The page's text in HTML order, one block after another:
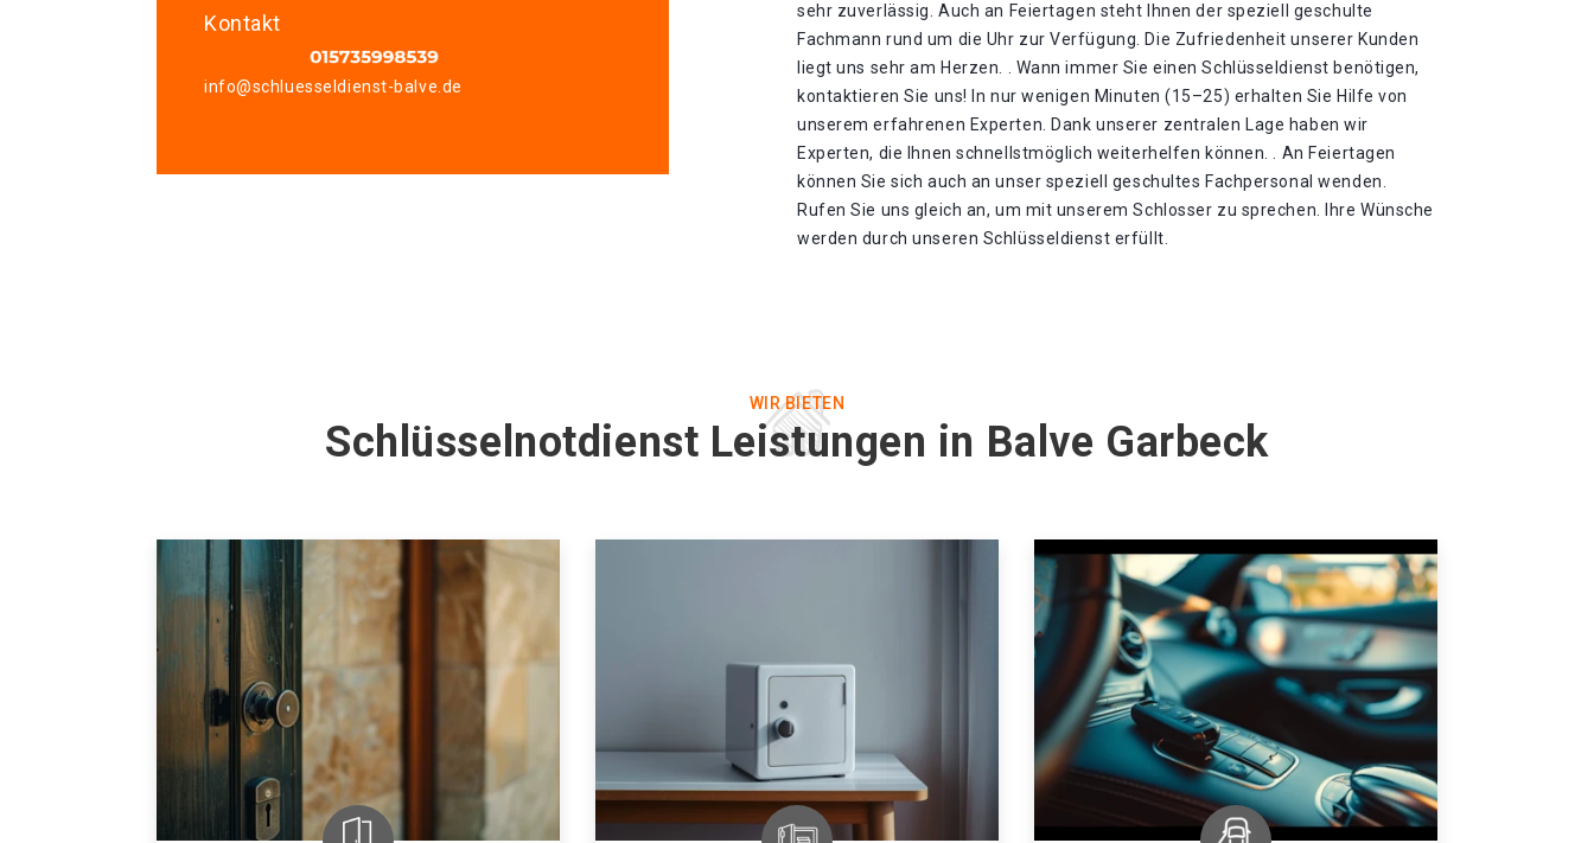
Kontakt
info@schluesseldienst-balve.de
sehr zuverlässig. Auch an Feiertagen steht Ihnen der speziell geschulte
Fachmann rund um die Uhr zur Verfügung. Die Zufriedenheit unserer Kunden
liegt uns sehr am Herzen. . Wann immer Sie einen Schlüsseldienst benötigen,
kontaktieren Sie uns! In nur wenigen Minuten (15–25) erhalten Sie Hilfe von
unserem erfahrenen Experten. Dank unserer zentralen Lage haben wir
Experten, die Ihnen schnellstmöglich weiterhelfen können. . An Feiertagen
können Sie sich auch an unser speziell geschultes Fachpersonal wenden.
Rufen Sie uns gleich an, um mit unserem Schlosser zu sprechen. Ihre Wünsche
werden durch unseren Schlüsseldienst erfüllt.
WIR BIETEN
Schlüsselnotdienst Leistungen in Balve Garbeck